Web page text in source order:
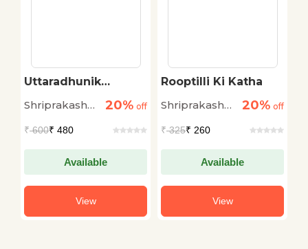
Uttaradhunik
Shriprakash
20% off
₹600₹ 480
Available
View
Rooptilli Ki Katha
Shriprakash
20% off
₹325₹ 260
Available
View